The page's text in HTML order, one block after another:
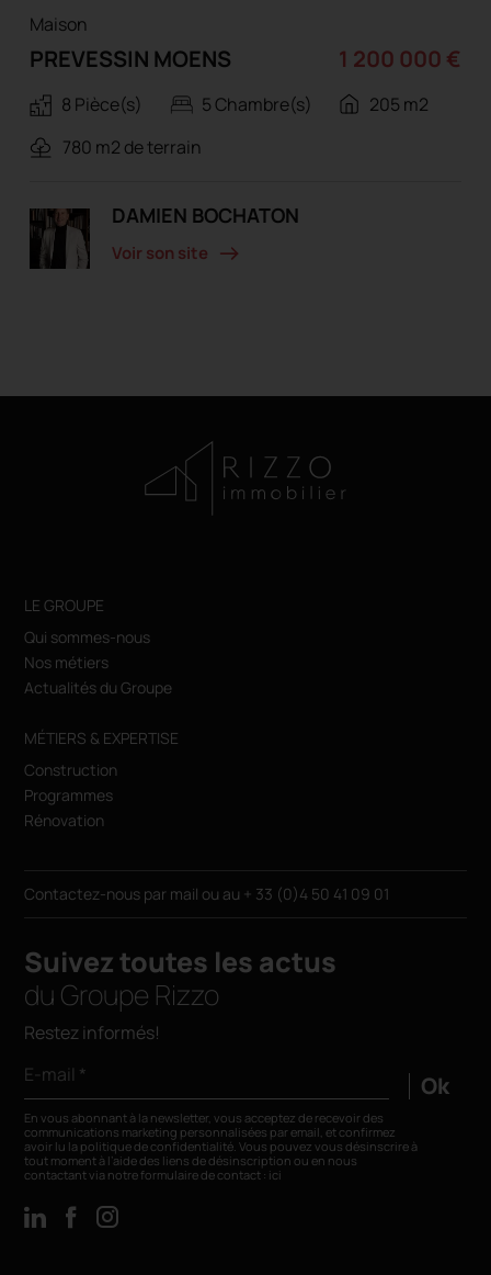
Maison
PREVESSIN MOENS 1 200 000 €
8 Pièce(s) 5 Chambre(s)
205 m2
780 m2 de terrain
DAMIEN BOCHATON
Voir son site
LE GROUPE
Qui sommes-nous
Nos métiers
Actualités du Groupe
MÉTIERS & EXPERTISE
Construction
Programmes
Rénovation
Contactez-nous par mail ou au + 33 (0)4 50 41 09 01
Suivez toutes les actus
du Groupe Rizzo
Restez informés!
E-mail *
Ok
En vous abonnant à la newsletter, vous acceptez de recevoir des
communications marketing personnalisées par email, et confirmez
avoir lu la politique de confidentialité. Vous pouvez vous désinscrire à
tout moment à l’aide des liens de désinscription ou en nous
contactant via notre formulaire de contact : ici